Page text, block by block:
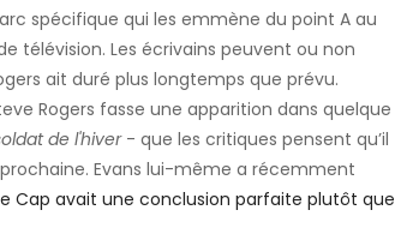
spécifique qui les emmène du point A au
télévision. Les écrivains peuvent ou non
ait duré plus longtemps que prévu.
Rogers fasse une apparition dans quelque
de l'hiver- que les critiques pensent qu’il
Evans lui-même a récemment
Cap avait une conclusion parfaite plutôt que